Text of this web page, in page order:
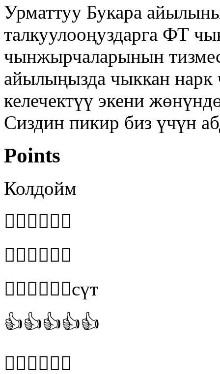
Урматтуу Букара
талкуулооңуздарга ФТ
чынжырчаларынын
айылыңызда чыккан
келечектүү экени
Сиздин пикир биз үчүн
Points
Колдойм
👍🏻👍🏻👍🏻
👍🏻👍🏻👍🏻
👍🏻👍🏻👍🏻сүт
👍👍👍👍👍
👍🏻👍🏻👍🏻